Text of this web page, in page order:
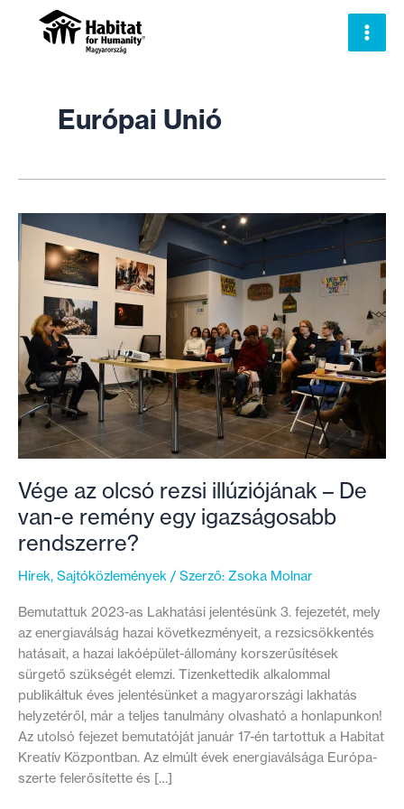
Európai Unió
Vége az olcsó rezsi illúziójának – De
van-e remény egy igazságosabb
rendszerre?
Hírek, Sajtóközlemények / Szerző: Zsoka Molnar
Bemutattuk 2023-as Lakhatási jelentésünk 3. fejezetét, mely
az energiaválság hazai következményeit, a rezsicsökkentés
hatásait, a hazai lakóépület-állomány korszerűsítések
sürgető szükségét elemzi. Tizenkettedik alkalommal
publikáltuk éves jelentésünket a magyarországi lakhatás
helyzetéről, már a teljes tanulmány olvasható a honlapunkon!
Az utolsó fejezet bemutatóját január 17-én tartottuk a Habitat
Kreatív Központban. Az elmúlt évek energiaválsága Európa-
szerte felerősítette és […]